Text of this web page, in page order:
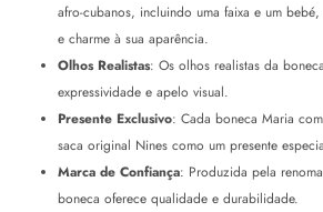
afro-cubanos, incluindo uma faixa e um
e charme à sua aparência.
Olhos Realistas: Os olhos realistas da
expressividade e apelo visual.
Presente Exclusivo: Cada boneca Maria
saca original Nines como um presente
Marca de Confiança: Produzida pela
boneca oferece qualidade e durabilidade.